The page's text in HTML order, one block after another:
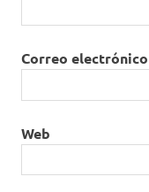
Correo electrónico
Web